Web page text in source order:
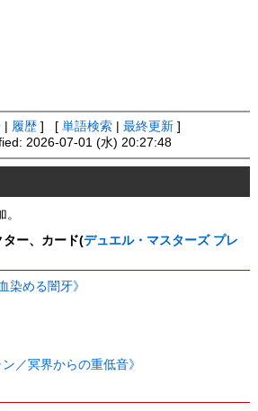
履歴 ] [ 単語検索 最終更新 ]
2026-07-01 (水) 20:27:48
。
ー、カード(デュエル・マスターズ プレ
染める闇牙》
／冥界からの重低音》